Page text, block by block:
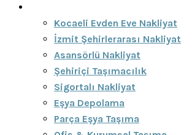
Kocaeli Evden Eve Nakliyat
İzmit Şehirlerarası Nakliyat
Asansörlü Nakliyat
Şehiriçi Taşımacılık
Sigortalı Nakliyat
Eşya Depolama
Parça Eşya Taşıma